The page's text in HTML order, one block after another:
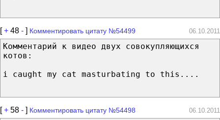
[+ 48 - ] Комментировать цитату №54499 06.10.2011
Комментарий к видео двух совокупляющихся
котов:
i caught my cat masturbating to this....
[+ 58 - ] Комментировать цитату №54498 06.10.2011